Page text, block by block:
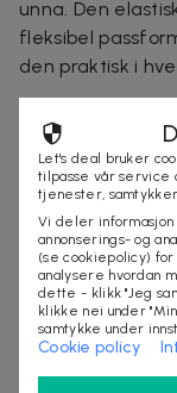
unna. Den
fleksibel
den praktisk i
Selen er
cirka tre år. Et
øke tryggheten
mellom svart
Spesifikasjoner:
Materiale:
Farge: Svart
Mål (LxB):
Let's deal bruker
tilpasse vår service
tjenester,
Vi deler
annonserings- og
(se cookiepolicy)
analysere hvordan
dette - klikk "Jeg
klikke nei under
samtykke under
Cookie policy